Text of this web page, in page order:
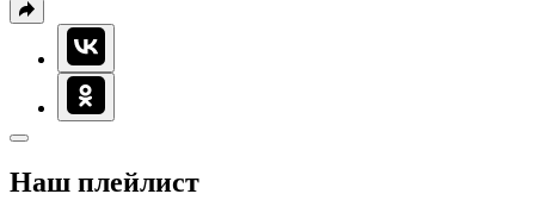
Наш плейлист